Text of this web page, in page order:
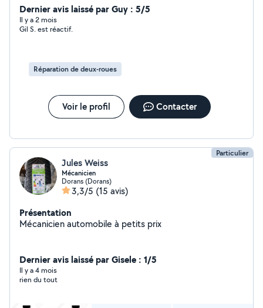
Dernier avis laissé par Guy : 5/5
Il y a 2 mois
Gil S. est réactif.
Réparation de deux-roues
Voir le profil Contacter
Particulier
Jules Weiss
Mécanicien
Dorans (Dorans)
3,3/5 (15 avis)
Présentation
Mécanicien automobile à petits prix
Dernier avis laissé par Gisele : 1/5
Il y a 4 mois
rien du tout